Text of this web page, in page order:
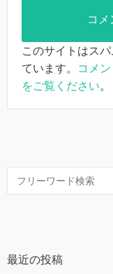
このサイトはス
ています。
コメ
をご覧ください。
最近の投稿